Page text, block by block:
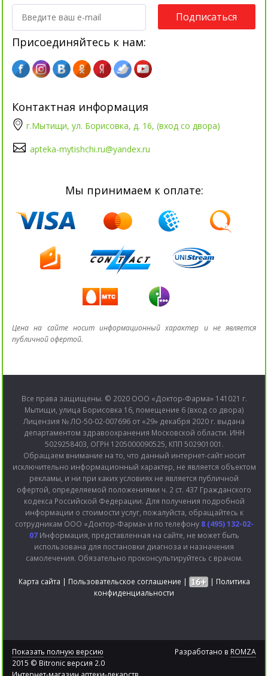
Подписаться
Присоединяйтесь к нам:
Контактная информация
г.Мытищи, ул. Борисовка, д. 16, (вход со двора)
apteka-mytishchi.ru@yandex.ru
Мы принимаем к оплате:
Цена на сайте носит информационный характер и не является
публичной офертой.
Все права защищены. © 2020 ООО «Доктор-Фарма» 141021 г.
Мытищи, улица Борисовка 16, помещение 6 (вход со двора)
Лицензия № ЛО-50-02-007696 от «29» декабря 2020 г. выдана
департаментом здравоохранения Московской области. ИНН
5029258403, ОГРН 1205000090525, КПП 502901001.
Обращаем внимание на то, что данный интернет-сайт носит
исключительно информационный характер, не является объектом
рекламы, и ни при каких условиях не является публичной
офертой, определяемой положениями ч. 2 ст. 437 Гражданского
кодекса Российской Федерации. Для получения подробной
информации о стоимости услуг, пожалуйста, обращайтесь к
сотрудникам ООО «Доктор-Фарма» и по телефону 8 (495) 132-02-
07Информация, представленная на сайте, не может быть
использована для постановки диагноза и назначения
самолечения. Обязательно проконсультируйтесь с врачом.
Карта сайта | Пользовательское соглашение | | Политика
конфиденциальности
Показать полную версию
2015 © Bitronic версия 2.0
Разработано в ROMZA